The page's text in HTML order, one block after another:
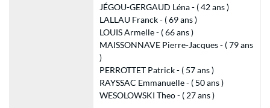
JÉGOU-GERGAUD Léna - ( 42 ans )
LALLAU Franck - ( 69 ans )
LOUIS Armelle - ( 66 ans )
MAISSONNAVE Pierre-Jacques - ( 79 ans
)
PERROTTET Patrick - ( 57 ans )
RAYSSAC Emmanuelle - ( 50 ans )
WESOLOWSKI Theo - ( 27 ans )